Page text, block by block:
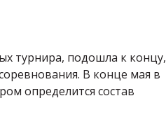
турнира, подошла к концу,
В конце мая в
определится состав